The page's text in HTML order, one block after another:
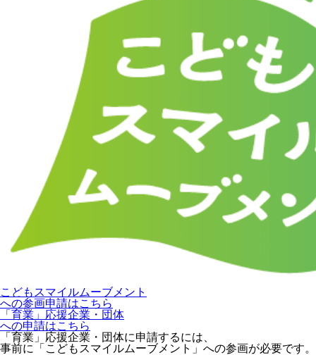
こどもスマイルムーブメント
への参画申請はこちら
「育業」応援企業・団体
への申請はこちら
「育業」応援企業・団体に申請するには、
事前に「こどもスマイルムーブメント」への参画が必要です。